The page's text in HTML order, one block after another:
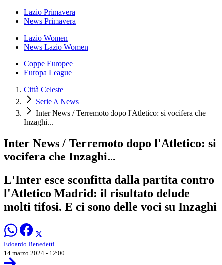
Lazio Primavera
News Primavera
Lazio Women
News Lazio Women
Coppe Europee
Europa League
Città Celeste
Serie A News
Inter News / Terremoto dopo l'Atletico: si vocifera che
Inzaghi...
Inter News / Terremoto dopo l'Atletico: si
vocifera che Inzaghi...
L'Inter esce sconfitta dalla partita contro
l'Atletico Madrid: il risultato delude
molti tifosi. E ci sono delle voci su Inzaghi
Edoardo Benedetti
14 marzo 2024 - 12:00